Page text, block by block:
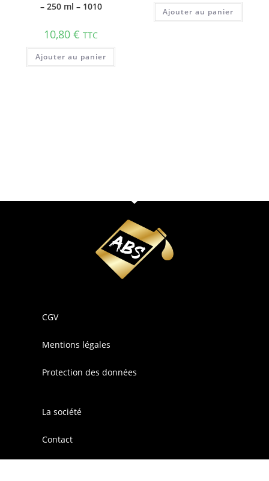
– 250 ml – 1010
10,80€ TTC
Ajouter au panier
Ajouter au panier
CGV
Mentions légales
Protection des données
La société
Contact